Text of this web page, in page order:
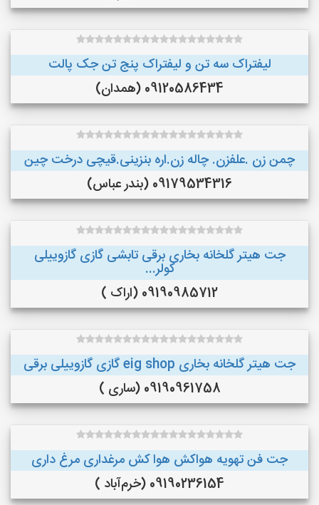
لیفتراک سه تن و لیفتراک پنج تن جک پالت
09120586434 (همدان)
چمن زن .علفزن. چاله زن.اره بنزینی.قیچی درخت چین
09179534316 (بندر عباس)
جت هیتر گلخانه بخاری برقی تابشی گازی گازوییلی
کولر...
09190985712 (اراک )
جت هیتر گلخانه بخاری eig shop گازی گازوییلی برقی
09190961758 (ساری )
جت فن تهویه هواکش هوا کش مرغداری مرغ داری
09190236154 (خرم‌آباد )